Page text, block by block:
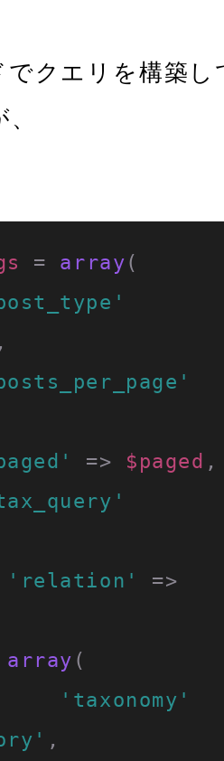
でクエリを構築し
= array(
,
=> $paged ,
'relation'
array (
'taxonomy'
,